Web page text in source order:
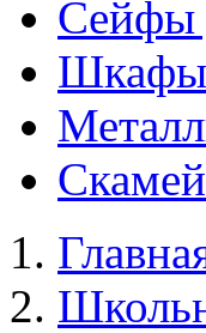
Сейфы
Шкафы